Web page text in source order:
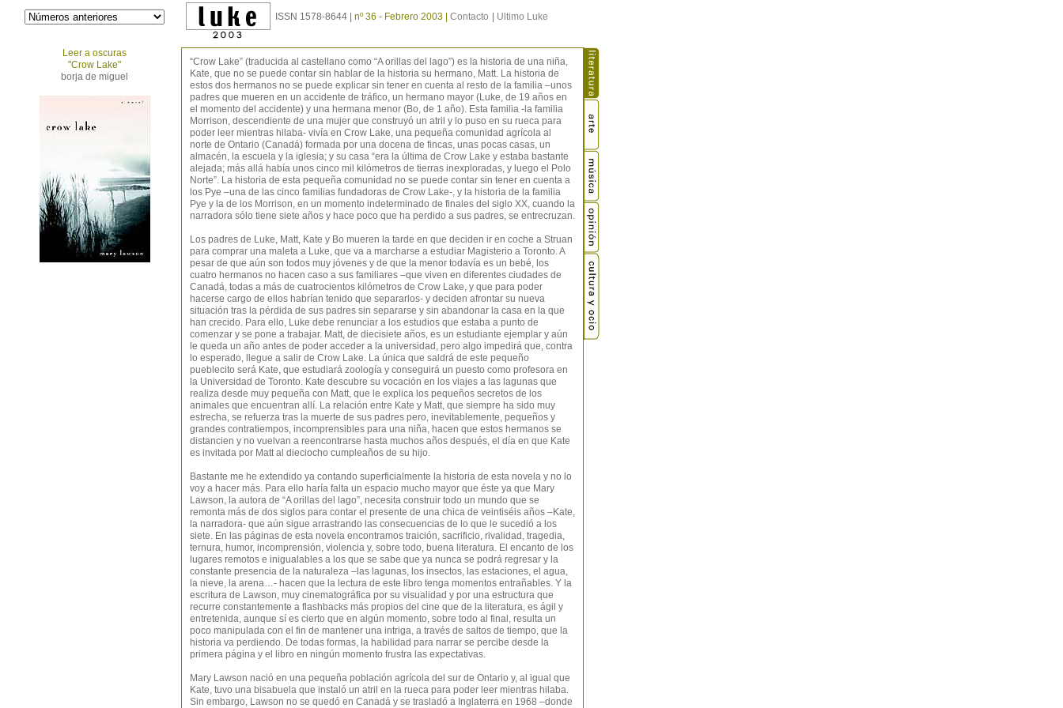
ISSN 1578-8644 | nº 36 - Febrero 2003 | Contacto Ultimo Luke
Leer a oscuras
"Crow Lake"
borja de miguel
“Crow Lake” (traducida al castellano como “A orillas del lago”) es la historia de una niña,
Kate, que no se puede contar sin hablar de la historia su hermano, Matt. La historia de
estos dos hermanos no se puede explicar sin tener en cuenta al resto de la familia –unos
padres que mueren en un accidente de tráfico, un hermano mayor (Luke, de 19 años en
el momento del accidente) y una hermana menor (Bo, de 1 año). Esta familia -la familia
Morrison, descendiente de una mujer que construyó un atril y lo puso en su rueca para
poder leer mientras hilaba- vivía en Crow Lake, una pequeña comunidad agrícola al
norte de Ontario (Canadá) formada por una docena de fincas, unas pocas casas, un
almacén, la escuela y la iglesia; y su casa “era la última de Crow Lake y estaba bastante
alejada; más allá había unos cinco mil kilómetros de tierras inexploradas, y luego el Polo
Norte”. La historia de esta pequeña comunidad no se puede contar sin tener en cuenta a
los Pye –una de las cinco familias fundadoras de Crow Lake-, y la historia de la familia
Pye y la de los Morrison, en un momento indeterminado de finales del siglo XX, cuando la
narradora sólo tiene siete años y hace poco que ha perdido a sus padres, se entrecruzan.
Los padres de Luke, Matt, Kate y Bo mueren la tarde en que deciden ir en coche a Struan
para comprar una maleta a Luke, que va a marcharse a estudiar Magisterio a Toronto. A
pesar de que aún son todos muy jóvenes y de que la menor todavía es un bebé, los
cuatro hermanos no hacen caso a sus familiares –que viven en diferentes ciudades de
Canadá, todas a más de cuatrocientos kilómetros de Crow Lake, y que para poder
hacerse cargo de ellos habrían tenido que separarlos- y deciden afrontar su nueva
situación tras la pérdida de sus padres sin separarse y sin abandonar la casa en la que
han crecido. Para ello, Luke debe renunciar a los estudios que estaba a punto de
comenzar y se pone a trabajar. Matt, de diecisiete años, es un estudiante ejemplar y aún
le queda un año antes de poder acceder a la universidad, pero algo impedirá que, contra
lo esperado, llegue a salir de Crow Lake. La única que saldrá de este pequeño
pueblecito será Kate, que estudiará zoología y conseguirá un puesto como profesora en
la Universidad de Toronto. Kate descubre su vocación en los viajes a las lagunas que
realiza desde muy pequeña con Matt, que le explica los pequeños secretos de los
animales que encuentran allí. La relación entre Kate y Matt, que siempre ha sido muy
estrecha, se refuerza tras la muerte de sus padres pero, inevitablemente, pequeños y
grandes contratiempos, incomprensibles para una niña, hacen que estos hermanos se
distancien y no vuelvan a reencontrarse hasta muchos años después, el día en que Kate
es invitada por Matt al dieciocho cumpleaños de su hijo.
Bastante me he extendido ya contando superficialmente la historia de esta novela y no lo
voy a hacer más. Para ello haría falta un espacio mucho mayor que éste ya que Mary
Lawson, la autora de “A orillas del lago”, necesita construir todo un mundo que se
remonta más de dos siglos para contar el presente de una chica de veintiséis años –Kate,
la narradora- que aún sigue arrastrando las consecuencias de lo que le sucedió a los
siete. En las páginas de esta novela encontramos traición, sacrificio, rivalidad, tragedia,
ternura, humor, incomprensión, violencia y, sobre todo, buena literatura. El encanto de los
lugares remotos e inigualables a los que se sabe que ya nunca se podrá regresar y la
constante presencia de la naturaleza –las lagunas, los insectos, las estaciones, el agua,
la nieve, la arena…- hacen que la lectura de este libro tenga momentos entrañables. Y la
escritura de Lawson, muy cinematográfica por su visualidad y por una estructura que
recurre constantemente a flashbacks más propios del cine que de la literatura, es ágil y
entretenida, aunque sí es cierto que en algún momento, sobre todo al final, resulta un
poco manipulada con el fin de mantener una intriga, a través de saltos de tiempo, que la
historia va perdiendo. De todas formas, la habilidad para narrar se percibe desde la
primera página y el libro en ningún momento frustra las expectativas.
Mary Lawson nació en una pequeña población agrícola del sur de Ontario y, al igual que
Kate, tuvo una bisabuela que instaló un atril en la rueca para poder leer mientras hilaba.
Sin embargo, Lawson no se quedó en Canadá y se trasladó a Inglaterra en 1968 –donde